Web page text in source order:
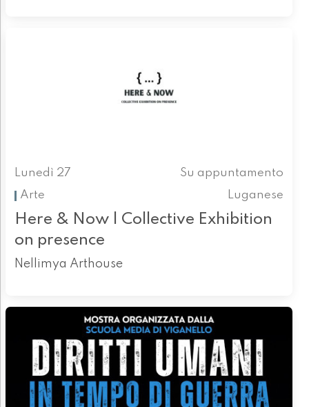
Lunedì 27
Su appuntamento
Arte
Luganese
Here & Now | Collective Exhibition
on presence
Nellimya Arthouse